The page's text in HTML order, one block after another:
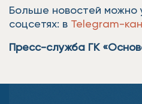
Больше новостей можно
соцсетях: в Telegram-
Пресс-служба ГК